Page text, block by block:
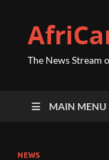
The News Stream
MAIN MENU
NEWS